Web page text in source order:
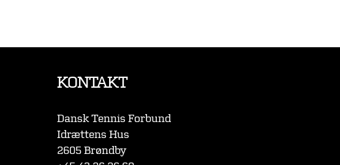
KONTAKT
Dansk Tennis Forbund
Idrættens Hus
2605 Brøndby